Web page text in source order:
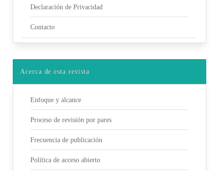
Declaración de Privacidad
Contacto
Acerca de esta revista
Enfoque y alcance
Proceso de revisión por pares
Frecuencia de publicación
Política de acceso abierto